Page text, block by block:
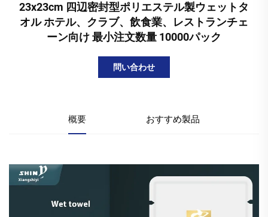
23x23cm 四辺密封型ポリエステル製ウェットタ
オル ホテル、クラブ、飲食業、レストランチェ
ーン向け 最小注文数量 10000パック
問い合わせ
概要 おすすめ製品